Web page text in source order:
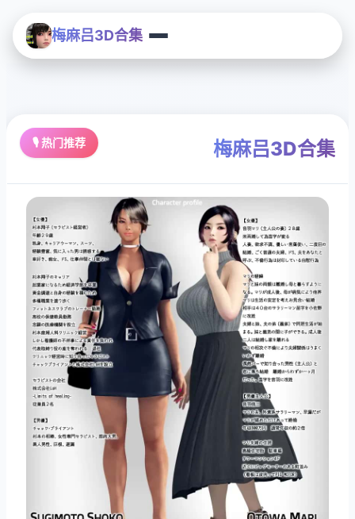
梅麻吕3D合集
🎙️ 热门推荐 梅麻吕3D合集